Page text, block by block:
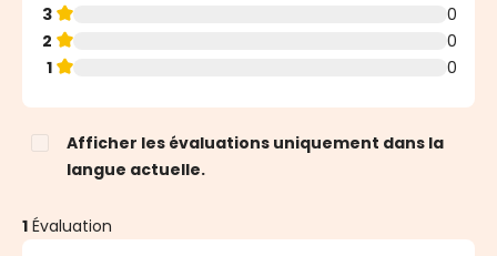
3
0
2
0
1
0
Afficher les évaluations uniquement dans la
langue actuelle.
1 Évaluation